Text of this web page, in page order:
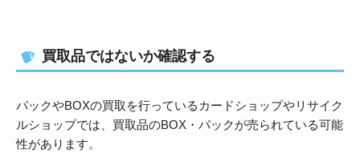
買取品ではないか確認する
パックやBOXの買取を行っているカードショップやリサイク
ルショップでは、買取品のBOX・パックが売られている可能
性があります。